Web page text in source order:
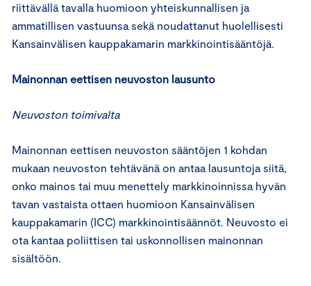
riittävällä tavalla huomioon yhteiskunnallisen ja
ammatillisen vastuunsa sekä noudattanut huolellisesti
Kansainvälisen kauppakamarin markkinointisääntöjä.
Mainonnan eettisen neuvoston lausunto
Neuvoston toimivalta
Mainonnan eettisen neuvoston sääntöjen 1 kohdan
mukaan neuvoston tehtävänä on antaa lausuntoja siitä,
onko mainos tai muu menettely markkinoinnissa hyvän
tavan vastaista ottaen huomioon Kansainvälisen
kauppakamarin (ICC) markkinointisäännöt. Neuvosto ei
ota kantaa poliittisen tai uskonnollisen mainonnan
sisältöön.